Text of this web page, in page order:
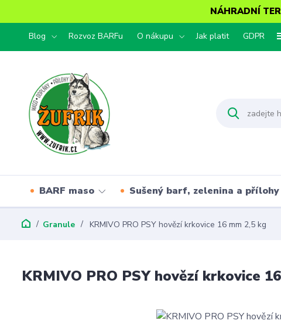
NÁHRADNÍ
Blog Rozvoz BARFu O nákupu Jak platit GDPR
BARF maso Sušený barf, zelenina a přílohy
Granule KRMIVO PRO PSY hovězí krkovice 16 mm 2,5 kg
KRMIVO PRO PSY hovězí krkovice